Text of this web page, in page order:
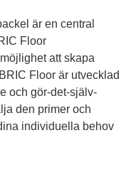
är en central
Floor
att skapa
Floor är utvecklad
och gör-det-själv-
den primer och
individuella behov